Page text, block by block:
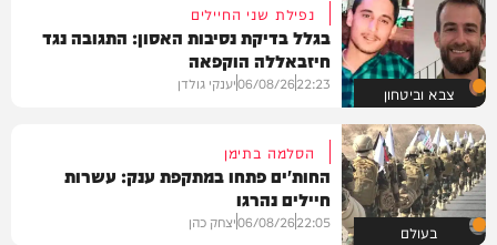
צבא וביטחון
נפילת שני החיילים
בגלל בדיקת נסיבות האסון: התגובה נגד
חיזבאללה הוקפאה
22:23
06/08/26יענקי גולדן
בעולם
הסלמה בתימן
החות'ים פתחו במתקפת ענק: עשרות
חיילים נהרגו
22:05
06/08/26יצחק כהן